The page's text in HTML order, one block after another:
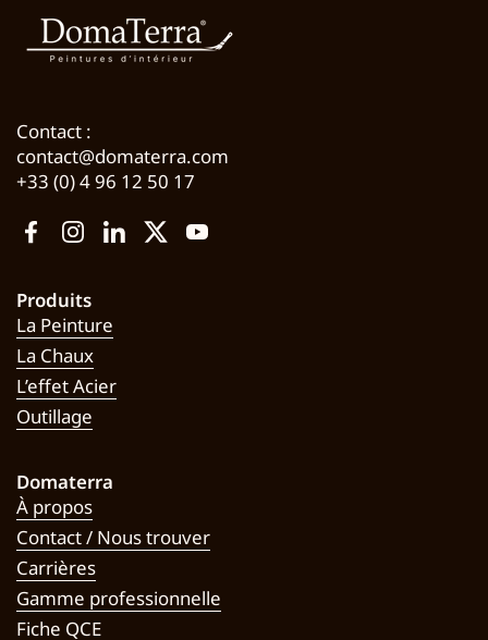
Contact :
contact@domaterra.com
+33 (0) 4 96 12 50 17
FacebookInstagram
LinkedIn
TwitterYouTube
Produits
La Peinture
La Chaux
L’effet Acier
Outillage
Domaterra
À propos
Contact / Nous trouver
Carrières
Gamme professionnelle
Fiche QCE